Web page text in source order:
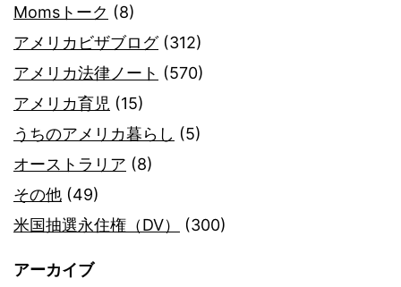
Momsトーク (8)
アメリカビザブログ(312)
アメリカ法律ノート (570)
アメリカ育児 (15)
うちのアメリカ暮らし (5)
オーストラリア (8)
その他 (49)
米国抽選永住権（DV）
(300)
アーカイブ